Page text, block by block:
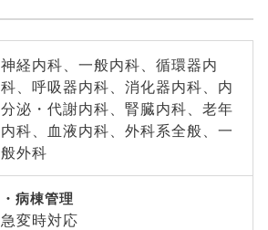
神経内科、一般内科、循環器内
科、呼吸器内科、消化器内科、内
分泌・代謝内科、腎臓内科、老年
内科、血液内科、外科系全般、一
般外科
病棟管理
急変時対応